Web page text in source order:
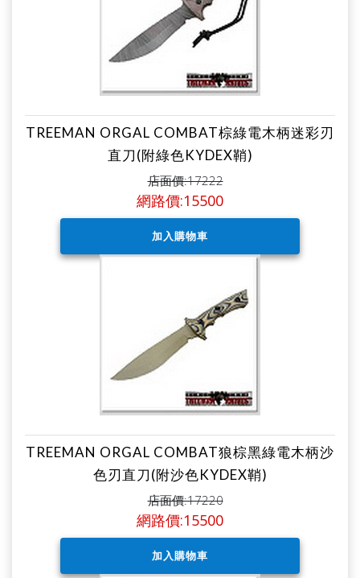
TREEMAN ORGAL COMBAT棕綠電木柄迷彩刃
直刀(附綠色KYDEX鞘)
店面價:17222
網路價:15500
TREEMAN ORGAL COMBAT狼棕黑綠電木柄沙
色刃直刀(附沙色KYDEX鞘)
店面價:17220
網路價:15500